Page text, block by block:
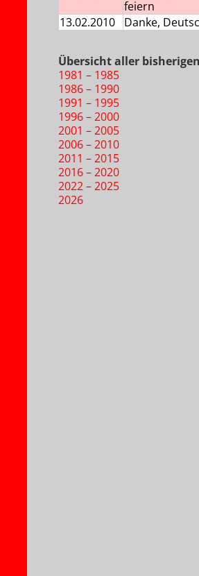
feiern
13.02.2010
Danke,
Übersicht aller
1981 – 1985
1986 – 1990
1991 – 1995
1996 – 2000
2001 – 2005
2006 – 2010
2011 – 2015
2016 – 2020
2022 – 2025
2026